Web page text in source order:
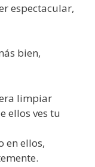
espectacular,
bien,
limpiar
ellos ves tu
en ellos,